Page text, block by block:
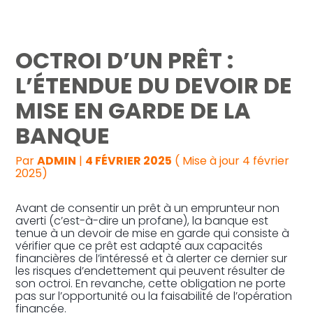
Gestion au quotidien
Pilotage d’entreprise
Audit
OCTROI D’UN PRÊT :
L’ÉTENDUE DU DEVOIR DE
MISE EN GARDE DE LA
BANQUE
ParADMIN | 4 FÉVRIER 2025 ( Mise à jour 4 février
2025)
Avant de consentir un prêt à un emprunteur non
averti (c’est-à-dire un profane), la banque est
tenue à un devoir de mise en garde qui consiste à
vérifier que ce prêt est adapté aux capacités
financières de l’intéressé et à alerter ce dernier sur
les risques d’endettement qui peuvent résulter de
son octroi. En revanche, cette obligation ne porte
pas sur l’opportunité ou la faisabilité de l’opération
financée.